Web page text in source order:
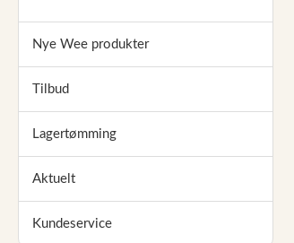
Nye Wee produkter
Tilbud
Lagertømming
Aktuelt
Kundeservice